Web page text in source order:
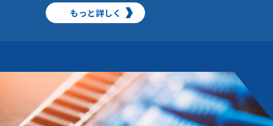
もっと詳しく